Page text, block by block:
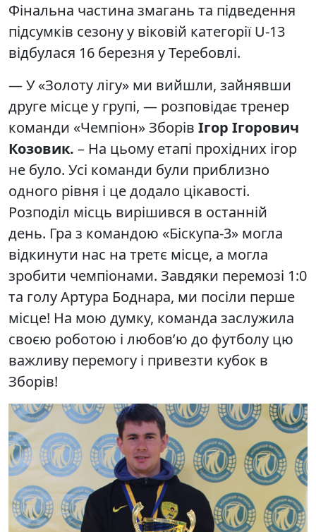
Фінальна частина змагань та підведення
підсумків сезону у віковій категорії U-13
відбулася 16 березня у Теребовлі.
— У «Золоту лігу» ми вийшли, зайнявши
друге місце у групі, — розповідає тренер
команди «Чемпіон» Зборів Ігор Ігорович
Козовик. – На цьому етапі прохідних ігор
не було. Усі команди були приблизно
одного рівня і це додало цікавості.
Розподіл місць вирішився в останній
день. Гра з командою «Біскупа-3» могла
відкинути нас на третє місце, а могла
зробити чемпіонами. Завдяки перемозі 1:0
та голу Артура Боднара, ми посіли перше
місце! На мою думку, команда заслужила
своєю роботою і любов’ю до футболу цю
важливу перемогу і привезти кубок в
Зборів!